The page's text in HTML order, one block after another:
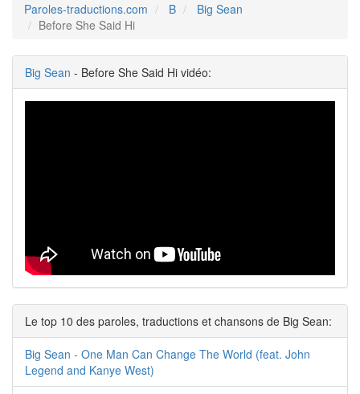
Paroles-traductions.com B
Big Sean
Before She Said Hi
Big Sean - Before She Said Hi vidéo:
Le top 10 des paroles, traductions et chansons de Big Sean:
Big Sean - One Man Can Change The World (feat. John
Legend and Kanye West)